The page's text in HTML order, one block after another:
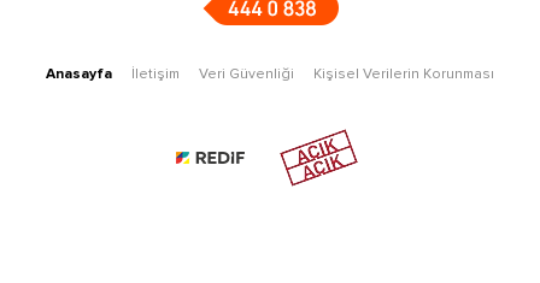
Anasayfa İletişim Veri Güvenliği Kişisel Verilerin Korunması